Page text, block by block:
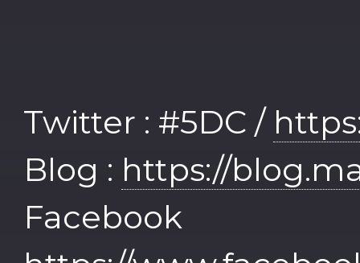
Twitter : #5DC /
Blog : https://